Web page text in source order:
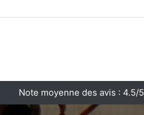
Note moyenne des avis : 4.5/5